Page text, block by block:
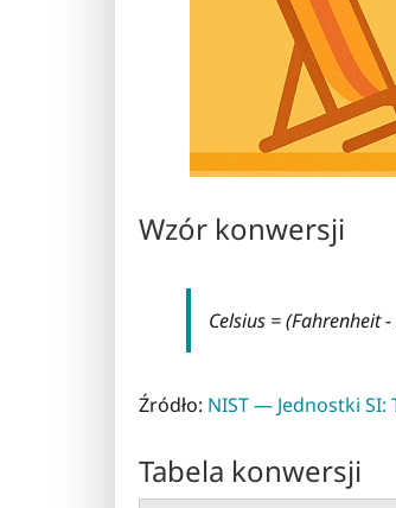
Wzór konwersji
Celsius = (Fahrenheit
Źródło: NIST — Jednostki SI:
Tabela konwersji